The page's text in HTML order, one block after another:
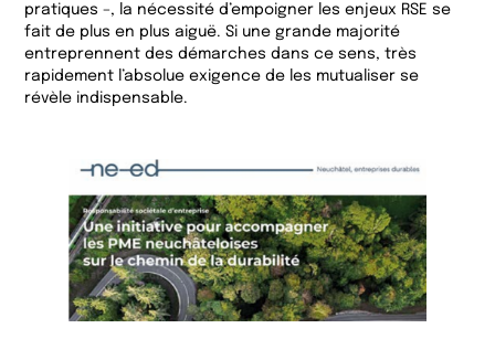
pratiques –, la nécessité d’empoigner les enjeux RSE se
fait de plus en plus aiguë. Si une grande majorité
entreprennent des démarches dans ce sens, très
rapidement l’absolue exigence de les mutualiser se
révèle indispensable.